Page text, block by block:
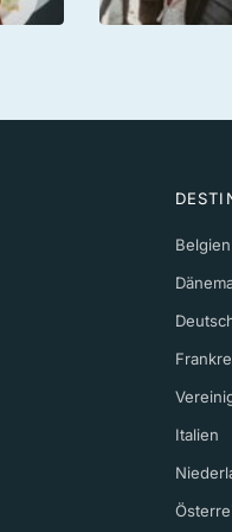
Belgien
Italien